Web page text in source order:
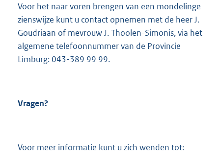
Voor het naar voren brengen van een mondelinge
zienswijze kunt u contact opnemen met de heer J.
Goudriaan of mevrouw J. Thoolen-Simonis, via het
algemene telefoonnummer van de Provincie
Limburg: 043-389 99 99.
Vragen?
Voor meer informatie kunt u zich wenden tot: